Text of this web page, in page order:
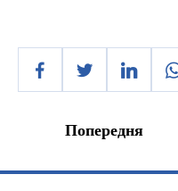
Попередня